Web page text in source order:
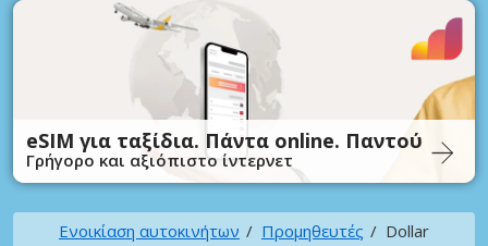
eSIM για ταξίδια. Πάντα online. Παντού
Γρήγορο και αξιόπιστο ίντερνετ
Ενοικίαση αυτοκινήτων Προμηθευτές Dollar